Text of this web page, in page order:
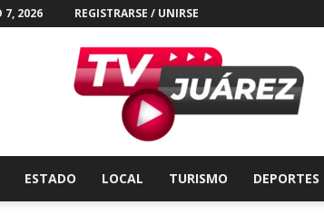
7, 2026 REGISTRARSE / UNIRSE
ESTADO LOCAL TURISMO DEPORTES